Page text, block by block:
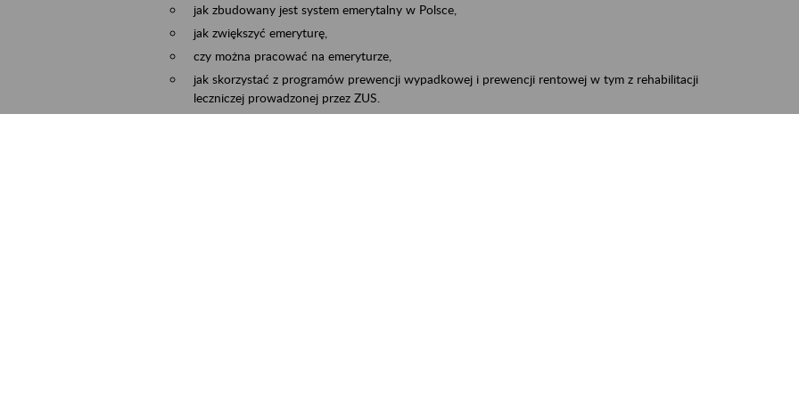
jak zbudowany jest system emerytalny w Polsce,
jak zwiększyć emeryturę,
czy można pracować na emeryturze,
jak skorzystać z programów prewencji wypadkowej i prewencji rentowej w tym z rehabilitacji
leczniczej prowadzonej przez ZUS.